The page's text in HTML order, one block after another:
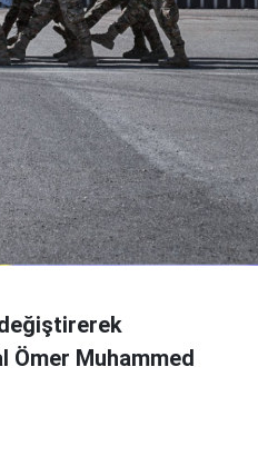
değiştirerek
Ömer Muhammed